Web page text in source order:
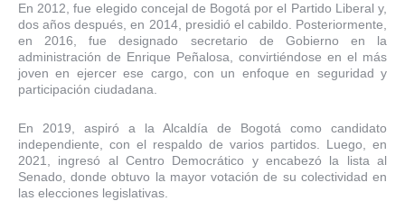
En 2012, fue elegido concejal de Bogotá por el Partido Liberal y,
dos años después, en 2014, presidió el cabildo. Posteriormente,
en 2016, fue designado secretario de Gobierno en la
administración de Enrique Peñalosa, convirtiéndose en el más
joven en ejercer ese cargo, con un enfoque en seguridad y
participación ciudadana.
En 2019, aspiró a la Alcaldía de Bogotá como candidato
independiente, con el respaldo de varios partidos. Luego, en
2021, ingresó al Centro Democrático y encabezó la lista al
Senado, donde obtuvo la mayor votación de su colectividad en
las elecciones legislativas.